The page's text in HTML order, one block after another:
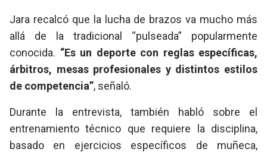
Jara recalcó que la lucha de brazos va mucho más
allá de la tradicional “pulseada” popularmente
conocida. “Es un deporte con reglas específicas,
árbitros, mesas profesionales y distintos estilos
de competencia”, señaló.
Durante la entrevista, también habló sobre el
entrenamiento técnico que requiere la disciplina,
basado en ejercicios específicos de muñeca,